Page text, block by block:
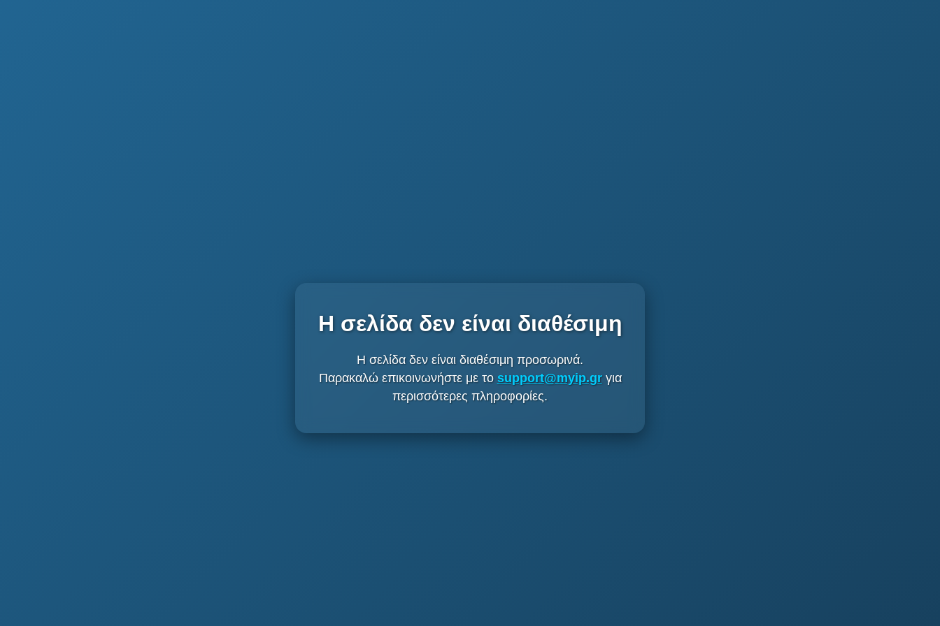
Η σελίδα δεν είναι διαθέσιμη
Η σελίδα δεν είναι διαθέσιμη προσωρινά.
Παρακαλώ επικοινωνήστε με το support@myip.grγια
περισσότερες πληροφορίες.